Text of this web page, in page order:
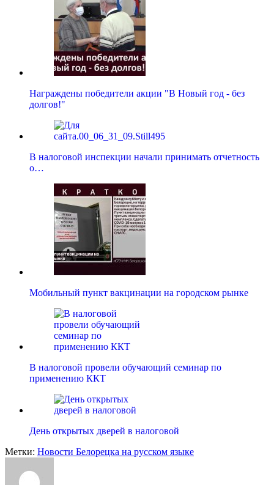
Награждены победители акции "В Новый год - без
долгов!"
В налоговой инспекции начали принимать отчетность
о…
Мобильный пункт вакцинации на городском рынке
В налоговой провели обучающий семинар по
применению ККТ
День открытых дверей в налоговой
Метки: Новости Белорецка на русском языке